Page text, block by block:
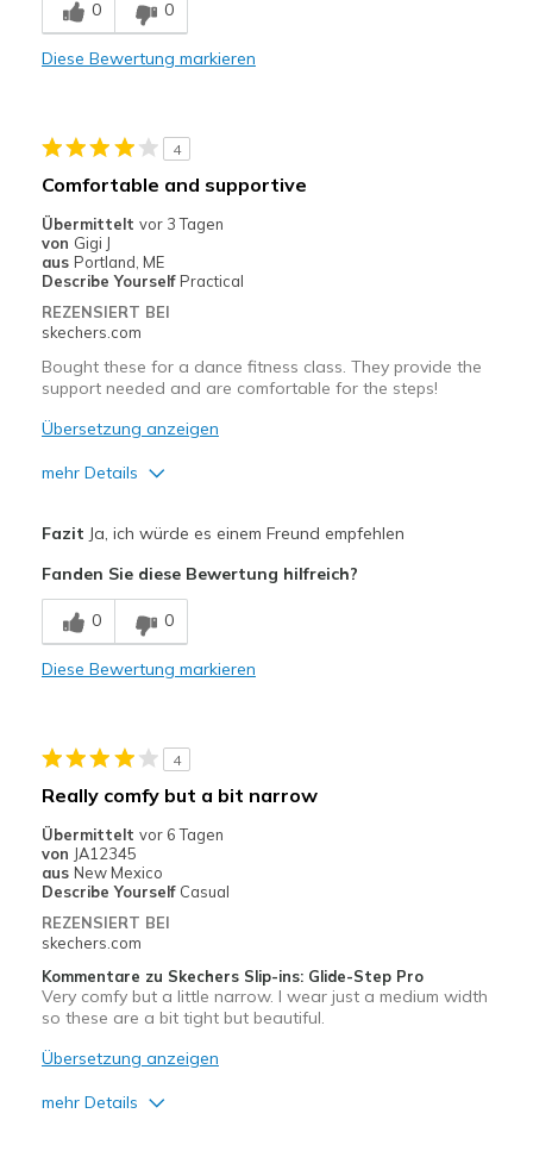
Comfortable
Nachteile
Geeignete Verwendung
Going Out
Special Occasions
Travel
Width
View On Shoes
Shoes are for Wearing
0 0
Diese Bewertung markieren
4
Comfortable and supportive
Übermittelt vor 3 Tagen
von Gigi J
aus Portland, ME
Describe Yourself Practical
REZENSIERT BEI
skechers.com
Bought these for a dance fitness class. They provide the
support needed and are comfortable for the steps!
Übersetzung anzeigen
mehr Details
Comfortable
Stylish
Sizing
View On Shoes
I'm Into Shoes
Fazit Ja, ich würde es einem Freund empfehlen
Fanden Sie diese Bewertung hilfreich?
0 0
Diese Bewertung markieren
4
Really comfy but a bit narrow
Übermittelt vor 6 Tagen
von JA12345
aus New Mexico
Describe Yourself Casual
REZENSIERT BEI
skechers.com
Kommentare zu Skechers Slip-ins: Glide-Step Pro
Very comfy but a little narrow. I wear just a medium width
so these are a bit tight but beautiful.
Übersetzung anzeigen
mehr Details